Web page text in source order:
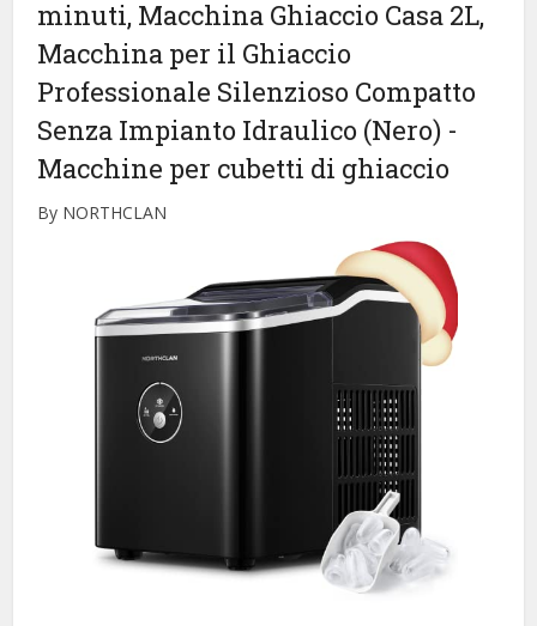
minuti, Macchina Ghiaccio Casa 2L,
Macchina per il Ghiaccio
Professionale Silenzioso Compatto
Senza Impianto Idraulico (Nero) -
Macchine per cubetti di ghiaccio
By NORTHCLAN